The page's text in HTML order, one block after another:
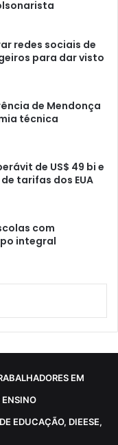
redes sociais de
para dar visto
de Mendonça
técnica
de US$ 49 bi e
tarifas dos EUA
com
integral
EM
ENSINO
EDUCAÇÃO, DIEESE,